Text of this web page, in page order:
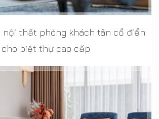
nội thất phòng khách tân cổ điển
cho biệt thự cao cấp